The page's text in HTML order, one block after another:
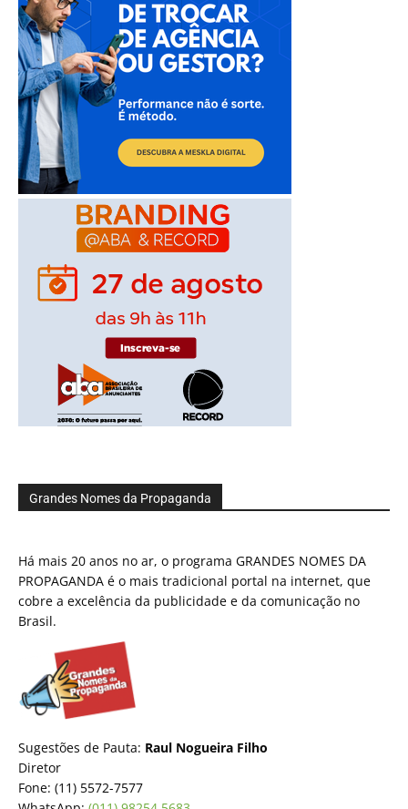
Grandes Nomes da Propaganda
Há mais 20 anos no ar, o programa GRANDES NOMES DA
PROPAGANDA é o mais tradicional portal na internet, que
cobre a excelência da publicidade e da comunicação no
Brasil.
Sugestões de Pauta: Raul Nogueira Filho
Diretor
Fone: (11) 5572-7577